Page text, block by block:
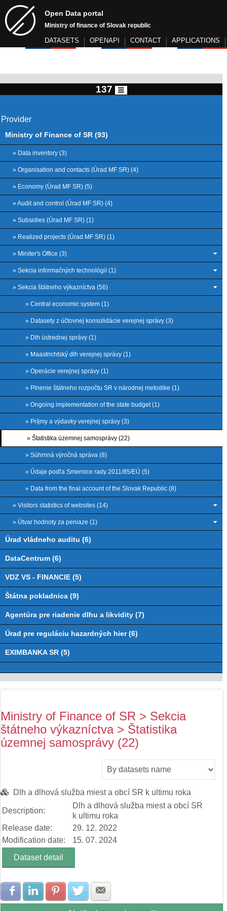
Open Data portal
Ministry of finance of Slovak republic
DATASETS OPENAPI CONTACT APPLICATIONS
137
Provider
Ministry of Finance of SR (93)
» Data inventory (3)
» Organisation and contacts (Úrad MF SR) (4)
» Economy (Úrad MF SR) (5)
» Audit and control (Úrad MF SR) (4)
» Subsidies (Úrad MF SR) (1)
» Realized projects (Úrad MF SR) (1)
» Miniter's Office (3)
» Sekcia informačných technológií (1)
» Sekcia štátneho výkazníctva (56)
» Central economic system (1)
» Datasety z účtovnej konsolidácie verejnej správy (3)
» Dlh ústrednej správy (1)
» Maastrichtský dlh verejnej správy (1)
» Operácie verejnej správy (1)
» Plnenie štátneho rozpočtu SR v národnej metodike (1)
» Ongoing implementation of the state budget (1)
» Príjmy a výdavky verejnej správy (3)
» Štatistika územnej samosprávy (22)
» Súhrnná výročná správa (8)
» Údaje podľa Smernice rady 2011/85/EÚ (5)
» Data from the final account of the Slovak Republic (8)
» Visitors statistics of websites (14)
» Útvar hodnoty za peniaze (1)
Úrad vládneho auditu (6)
DataCentrum (6)
VDZ VS - FINANCIE (5)
Štátna pokladnica (9)
Agentúra pre riadenie dlhu a likvidity (7)
Úrad pre reguláciu hazardných hier (6)
EXIMBANKA SR (5)
Ministry of Finance of SR > Sekcia
štátneho výkazníctva > Štatistika
územnej samosprávy (22)
Dlh a dlhová služba miest a obcí SR k ultimu roka
Description:
Dlh a dlhová služba miest a obcí SR
k ultimu roka
Release date:
29. 12. 2022
Modification date:
15. 07. 2024
Dataset detail
Share with Facebook
Share with LinkedIn
Share with Pinterest
Share with Twitter